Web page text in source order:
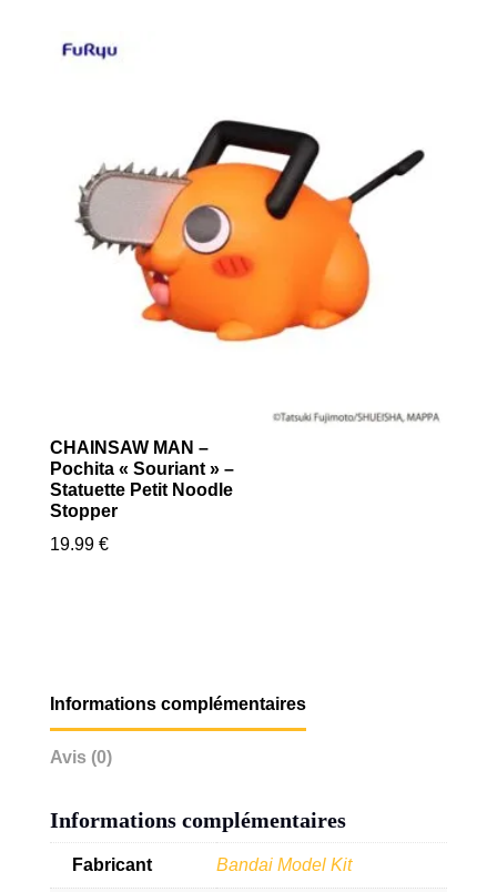
CHAINSAW MAN –
Pochita « Souriant » –
Statuette Petit Noodle
Stopper
19.99 €
Informations complémentaires
Avis (0)
Informations complémentaires
Fabricant Bandai Model Kit